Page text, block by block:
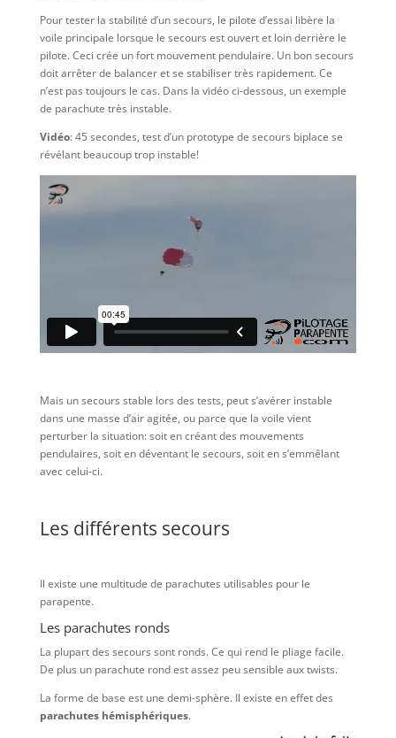
Pour tester la stabilité d’un secours, le pilote d’essai libère la
voile principale lorsque le secours est ouvert et loin derrière le
pilote. Ceci crée un fort mouvement pendulaire. Un bon secours
doit arrêter de balancer et se stabiliser très rapidement. Ce
n’est pas toujours le cas. Dans la vidéo ci-dessous, un exemple
de parachute très instable.
Vidéo: 45 secondes, test d’un prototype de secours biplace se
révélant beaucoup trop instable!
Mais un secours stable lors des tests, peut s’avérer instable
dans une masse d’air agitée, ou parce que la voile vient
perturber la situation: soit en créant des mouvements
pendulaires, soit en déventant le secours, soit en s’emmêlant
avec celui-ci.
Les différents secours
Il existe une multitude de parachutes utilisables pour le
parapente.
Les parachutes ronds
La plupart des secours sont ronds. Ce qui rend le pliage facile.
De plus un parachute rond est assez peu sensible aux twists.
La forme de base est une demi-sphère. Il existe en effet des
parachutes hémisphériques.